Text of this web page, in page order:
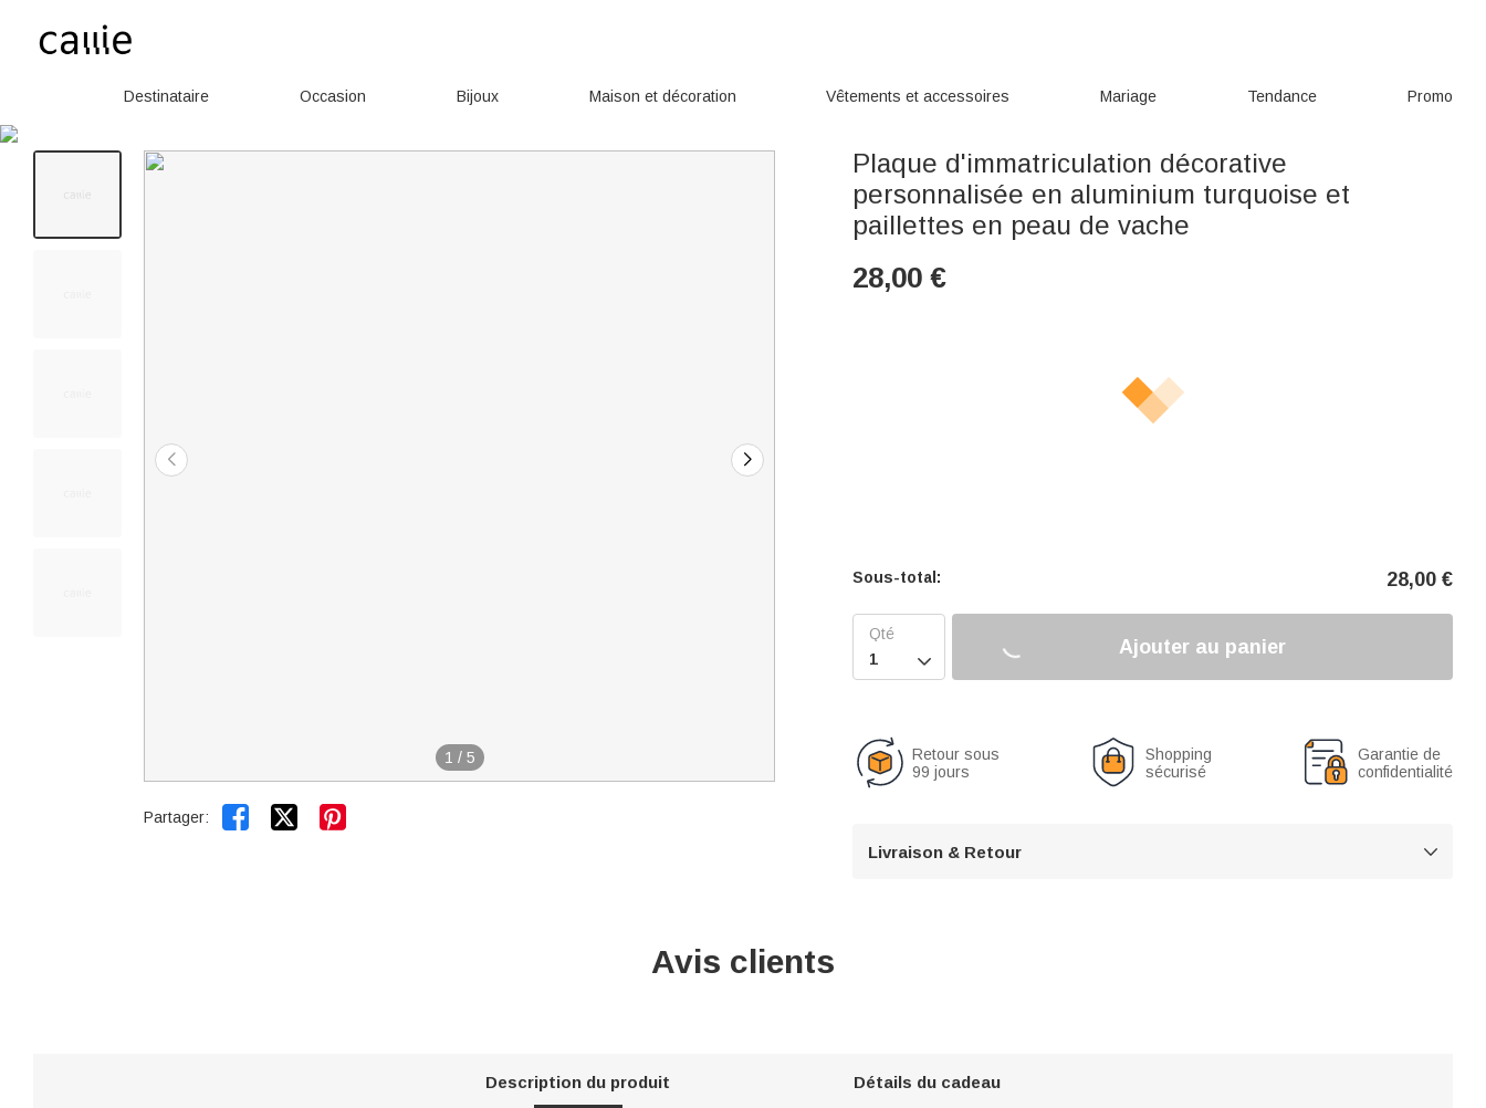
Destinataire Occasion Bijoux Maison et décoration Vêtements et accessoires Mariage Tendance Promo
1 / 5
Partager:  
Plaque d'immatriculation décorative
personnalisée en aluminium turquoise et
paillettes en peau de vache
28,00 €
Sous-total: 28,00 €

Ajouter au panier
Retour sous
99 jours
Shopping
sécurisé
Garantie de
confidentialité
Livraison & Retour 
Avis clients
Description du produit Détails du cadeau